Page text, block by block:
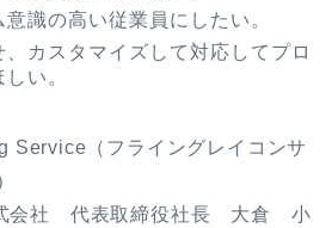
識の高い従業員にしたい。
カスタマイズして対応してプロ
い。
Service（フライングレイコンサ
会社 代表取締役社長 大倉 小